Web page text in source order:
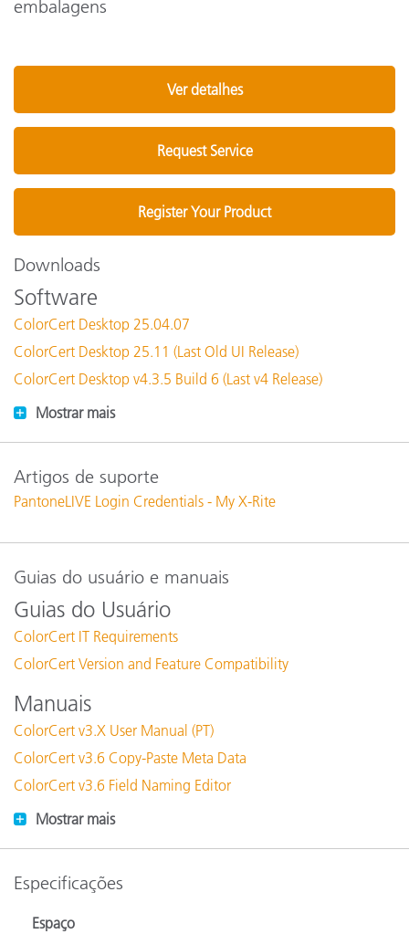
embalagens
Ver detalhes
Request Service
Register Your Product
Downloads
Software
ColorCert Desktop 25.04.07
ColorCert Desktop 25.11 (Last Old UI Release)
ColorCert Desktop v4.3.5 Build 6 (Last v4 Release)
Mostrar mais
Artigos de suporte
PantoneLIVE Login Credentials - My X-Rite
Guias do usuário e manuais
Guias do Usuário
ColorCert IT Requirements
ColorCert Version and Feature Compatibility
Manuais
ColorCert v3.X User Manual (PT)
ColorCert v3.6 Copy-Paste Meta Data
ColorCert v3.6 Field Naming Editor
Mostrar mais
Especificações
Espaço